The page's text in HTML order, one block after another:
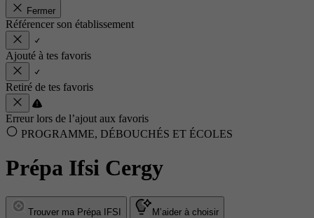
Fermer
Référencer son établissement
Ajouté à tes favoris
Retiré de tes favoris
Erreur lors de l’ajout aux favoris
PROGRAMME, DÉBOUCHÉS ET ÉCOLES
Prépa Ifsi Cergy
Trouver ma Prépa IFSI M’aider à choisir